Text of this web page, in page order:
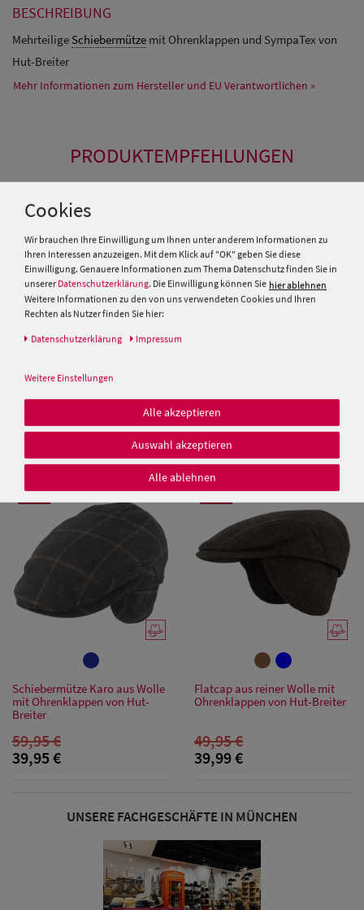
Damen Caps
Damen
Baseball Caps
Damen UV-
Schutz Caps
Bandana Caps
Damen
& Visoren
Snapback Caps
Damen Caps
Großgrößen
BESCHREIBUNG
Mehrteilige Schiebermütze mit Ohrenklappen und SympaTex von
Hut-Breiter
Mehr Informationen zum Hersteller und EU Verantwortlichen »
PRODUKTEMPFEHLUNGEN
aus Wollfilz mit Ohrenschutz
von Hut-Breiter
49,95 €
39,95 €
Schiebermütze Karo aus Wolle
mit Ohrenklappen von Hut-
Breiter
59,95 €
39,95 €
Flatcap aus reiner Wolle mit
Ohrenklappen von Hut-Breiter
49,95 €
39,99 €
UNSERE FACHGESCHÄFTE IN MÜNCHEN
Cookies
Wir brauchen Ihre Einwilligung um Ihnen unter anderem Informationen zu
Ihren Interessen anzuzeigen. Mit dem Klick auf "OK" geben Sie diese
Einwilligung. Genauere Informationen zum Thema Datenschutz finden Sie in
unserer Datenschutzerklärung. Die Einwilligung können Sie hier ablehnen
Weitere Informationen zu den von uns verwendeten Cookies und Ihren
Rechten als Nutzer finden Sie hier:
Daten­schutz­erklärung Impressum
Weitere Einstellungen
Alle akzeptieren
Auswahl akzeptieren
Alle ablehnen